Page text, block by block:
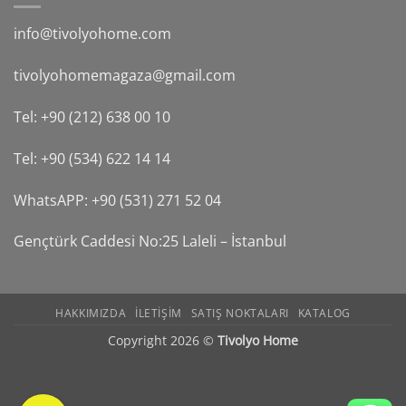
info@tivolyohome.com
tivolyohomemagaza@gmail.com
Tel: +90 (212) 638 00 10
Tel: +90 (534) 622 14 14
WhatsAPP: +90 (531) 271 52 04
Gençtürk Caddesi No:25 Laleli – İstanbul
HAKKIMIZDA ILETIŞIM SATIŞ NOKTALARI KATALOG
Copyright 2026 © Tivolyo Home